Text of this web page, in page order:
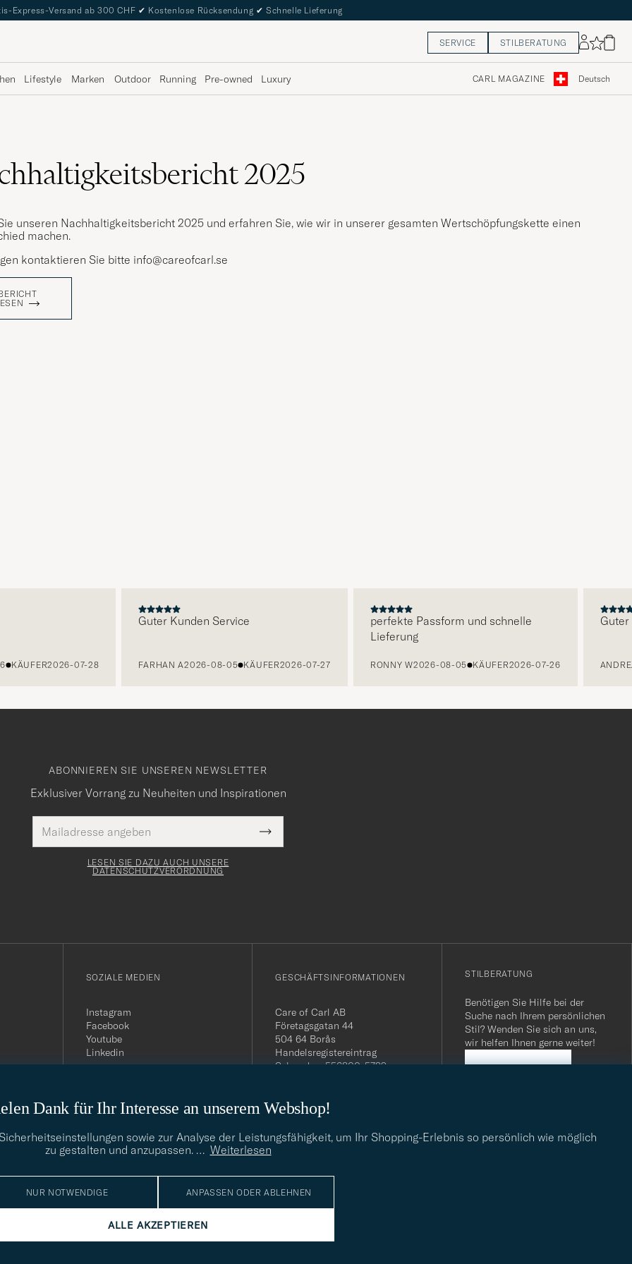
Express-Versand ab 300 CHF ✔ Kostenlose Rücksendung ✔ Schnelle Lieferung
SERVICE STILBERATUNG
Lifestyle Marken Outdoor Running Pre-owned Luxury CARL MAGAZINE Deutsch
2025
unseren Nachhaltigkeitsbericht 2025 und erfahren Sie, wie wir in unserer gesamten Wertschöpfungskette einen
machen.
kontaktieren Sie bitte info@careofcarl.se
KÄUFER2026-07-28
Guter Kunden Service
FARHAN A2026-08-05 KÄUFER2026-07-27
perfekte Passform und schnelle
Lieferung
RONNY W2026-08-05 KÄUFER2026-07-26
Guter
Dank für Ihr Interesse an unserem Webshop!
sowie zur Analyse der Leistungsfähigkeit, um Ihr Shopping-Erlebnis so persönlich wie möglich
zu gestalten und anzupassen. … Weiterlesen
NUR NOTWENDIGE ANPASSEN ODER ABLEHNEN
ALLE AKZEPTIEREN
ABONNIEREN SIE UNSEREN NEWSLETTER
Exklusiver Vorrang zu Neuheiten und Inspirationen
Mail
Adresse
Pflichtfeld
Submit
Newsletter
LESEN SIE DAZU AUCH UNSERE
DATENSCHUTZVERORDNUNG
SOZIALE MEDIEN
Instagram
Facebook
Youtube
Linkedin
GESCHÄFTSINFORMATIONEN
Care of Carl AB
Företagsgatan 44
504 64 Borås
Handelsregistereintrag
Schweden: 556800-5739
USt-IdNr.: SE556800573901
040 / 22 63 88 96
E-Mail-Adresse:
info@careofcarl.de
STILBERATUNG
Benötigen Sie Hilfe bei der
Suche nach Ihrem persönlichen
Stil? Wenden Sie sich an uns,
wir helfen Ihnen gerne weiter!
STILBERATUNG